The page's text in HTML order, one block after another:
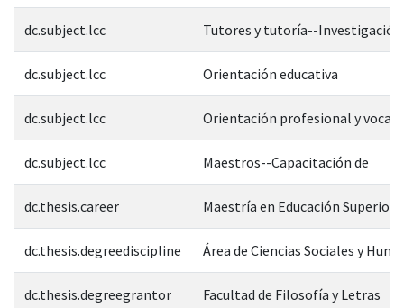
dc.subject.lcc Tutores y tutoría--Investigación
dc.subject.lcc Orientación educativa
dc.subject.lcc Orientación profesional y
dc.subject.lcc Maestros--Capacitación de
dc.thesis.career Maestría en Educación Superior
dc.thesis.degreediscipline Área de Ciencias Sociales y
dc.thesis.degreegrantor Facultad de Filosofía y Letras